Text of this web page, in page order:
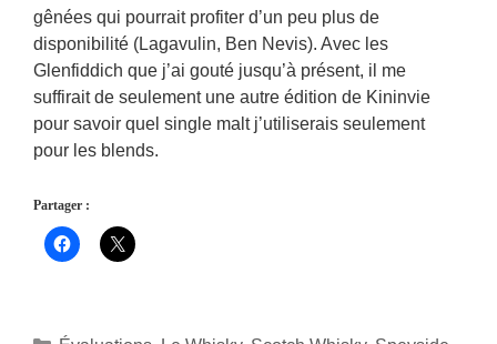
gênées qui pourrait profiter d’un peu plus de
disponibilité (Lagavulin, Ben Nevis). Avec les
Glenfiddich que j’ai gouté jusqu’à présent, il me
suffirait de seulement une autre édition de Kininvie
pour savoir quel single malt j’utiliserais seulement
pour les blends.
Partager :